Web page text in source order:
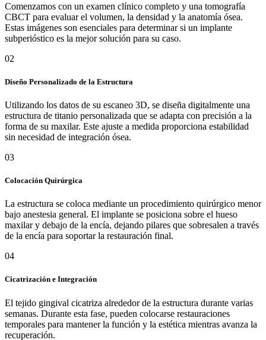
Comenzamos con un examen clínico completo y una tomografía
CBCT para evaluar el volumen, la densidad y la anatomía ósea.
Estas imágenes son esenciales para determinar si un implante
subperióstico es la mejor solución para su caso.
02
Diseño Personalizado de la Estructura
Utilizando los datos de su escaneo 3D, se diseña digitalmente una
estructura de titanio personalizada que se adapta con precisión a la
forma de su maxilar. Este ajuste a medida proporciona estabilidad
sin necesidad de integración ósea.
03
Colocación Quirúrgica
La estructura se coloca mediante un procedimiento quirúrgico menor
bajo anestesia general. El implante se posiciona sobre el hueso
maxilar y debajo de la encía, dejando pilares que sobresalen a través
de la encía para soportar la restauración final.
04
Cicatrización e Integración
El tejido gingival cicatriza alrededor de la estructura durante varias
semanas. Durante esta fase, pueden colocarse restauraciones
temporales para mantener la función y la estética mientras avanza la
recuperación.